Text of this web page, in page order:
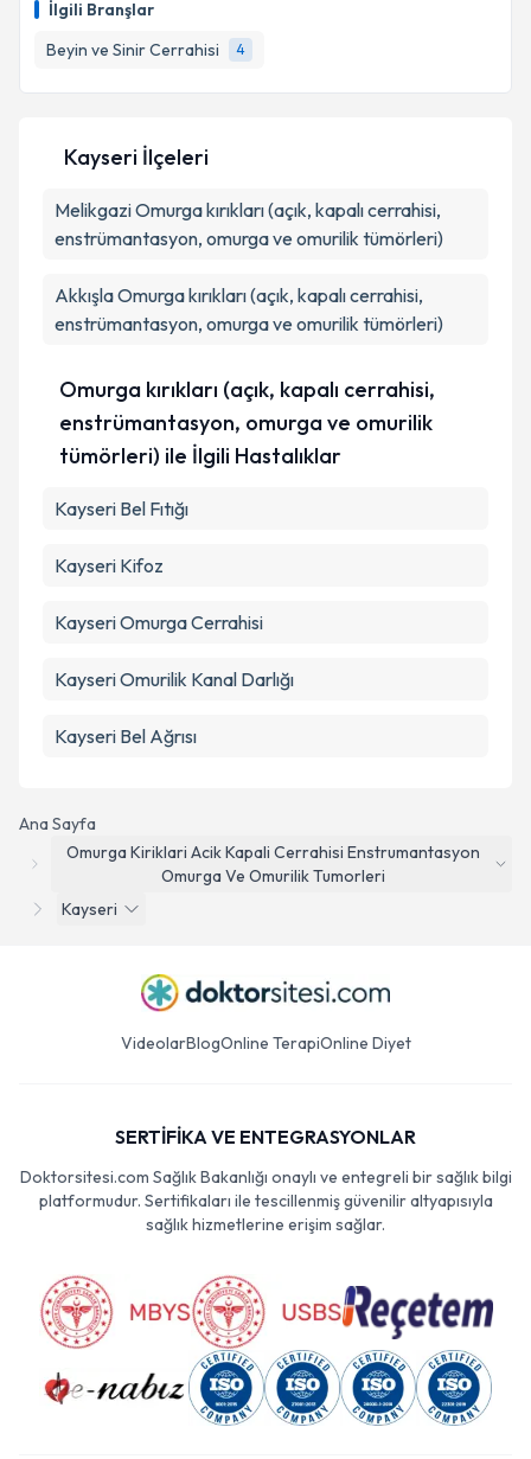
İlgili Branşlar
Beyin ve Sinir Cerrahisi
4
takvim hazırlandığında e-posta ile bilgilendireceğiz.
Metni'ni okudum ve kişisel verilerimin belirtilen
kapsamda işlenmesini kabul ediyorum.
Takvim Talebini Gönder
Ana Sayfa
Omurga Kiriklari Acik Kapali Cerrahisi Enstrumantasyon
Omurga Ve Omurilik Tumorleri
Kayseri
Kayseri İlçeleri
MelikgaziOmurga kırıkları (açık, kapalı cerrahisi,
enstrümantasyon, omurga ve omurilik tümörleri)
AkkışlaOmurga kırıkları (açık, kapalı cerrahisi,
enstrümantasyon, omurga ve omurilik tümörleri)
Omurga kırıkları (açık, kapalı cerrahisi,
enstrümantasyon, omurga ve omurilik
tümörleri) ile İlgili Hastalıklar
Kayseri Bel Fıtığı
Kayseri Kifoz
Kayseri Omurga Cerrahisi
Kayseri Omurilik Kanal Darlığı
Kayseri Bel Ağrısı
VideolarBlogOnline TerapiOnline Diyet
SERTİFİKA VE ENTEGRASYONLAR
Doktorsitesi.com Sağlık Bakanlığı onaylı ve entegreli bir sağlık bilgi
platformudur. Sertifikaları ile tescillenmiş güvenilir altyapısıyla
sağlık hizmetlerine erişim sağlar.